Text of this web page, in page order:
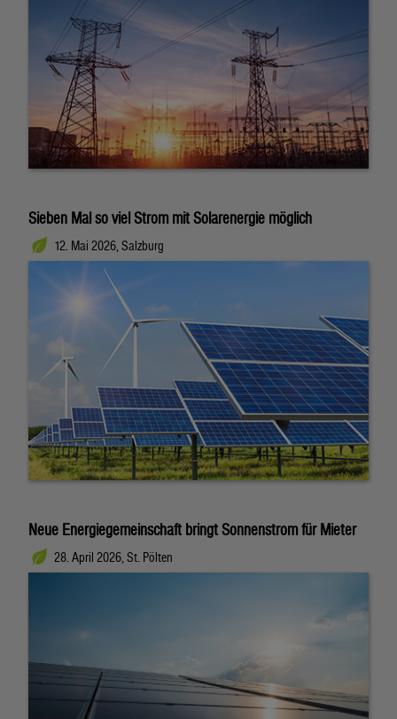
Sieben Mal so viel Strom mit Solarenergie möglich
12. Mai 2026, Salzburg
Neue Energiegemeinschaft bringt Sonnenstrom für Mieter
28. April 2026, St. Pölten